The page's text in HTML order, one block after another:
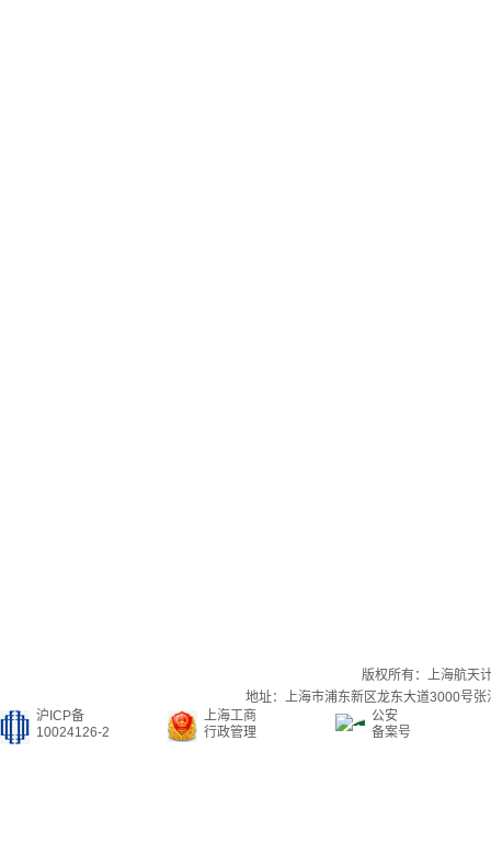
版权所有：上海航天
地址：上海市浦东新区龙东大道3000号
沪ICP备
10024126-2
上海工商
行政管理
公安
备案号